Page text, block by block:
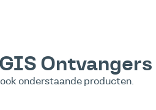
GIS Ontvangers
onderstaande producten.